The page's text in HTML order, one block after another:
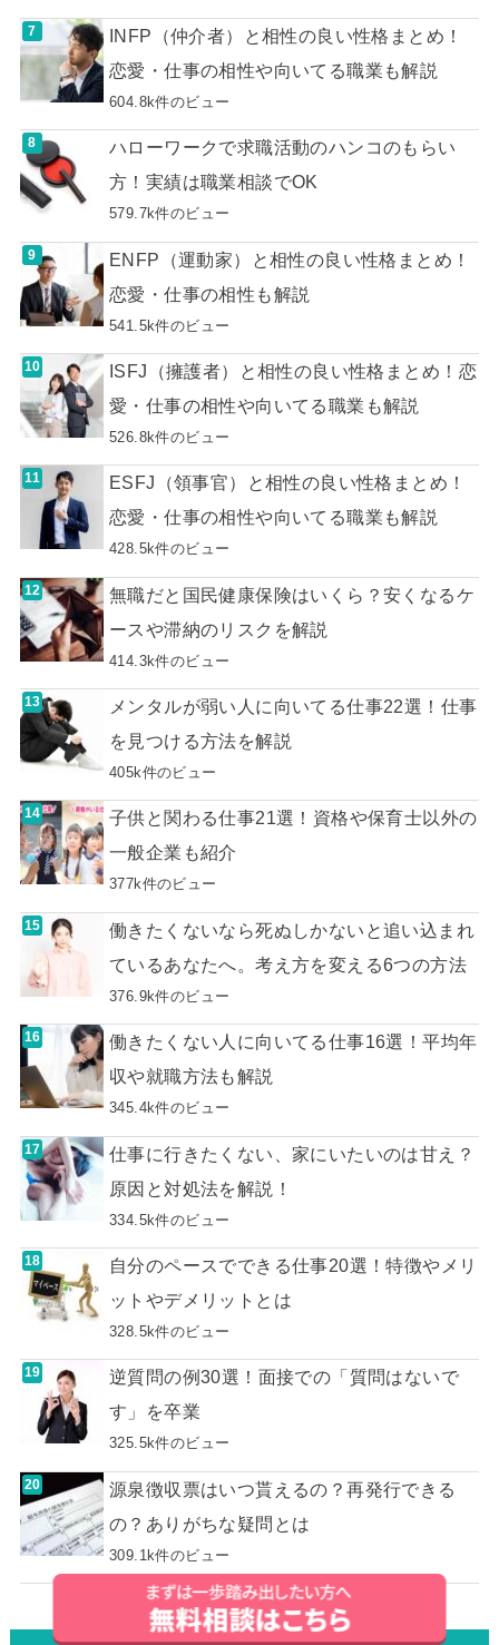
INFP（仲介者）と相性の良い性格まとめ！
恋愛・仕事の相性や向いてる職業も解説
604.8k件のビュー
ハローワークで求職活動のハンコのもらい
方！実績は職業相談でOK
579.7k件のビュー
ENFP（運動家）と相性の良い性格まとめ！
恋愛・仕事の相性も解説
541.5k件のビュー
ISFJ（擁護者）と相性の良い性格まとめ！恋
愛・仕事の相性や向いてる職業も解説
526.8k件のビュー
ESFJ（領事官）と相性の良い性格まとめ！
恋愛・仕事の相性や向いてる職業も解説
428.5k件のビュー
無職だと国民健康保険はいくら？安くなるケ
ースや滞納のリスクを解説
414.3k件のビュー
メンタルが弱い人に向いてる仕事22選！仕事
を見つける方法を解説
405k件のビュー
子供と関わる仕事21選！資格や保育士以外の
一般企業も紹介
377k件のビュー
働きたくないなら死ぬしかないと追い込まれ
ているあなたへ。考え方を変える6つの方法
376.9k件のビュー
働きたくない人に向いてる仕事16選！平均年
収や就職方法も解説
345.4k件のビュー
仕事に行きたくない、家にいたいのは甘え？
原因と対処法を解説！
334.5k件のビュー
自分のペースでできる仕事20選！特徴やメリ
ットやデメリットとは
328.5k件のビュー
逆質問の例30選！面接での「質問はないで
す」を卒業
325.5k件のビュー
源泉徴収票はいつ貰えるの？再発行できる
の？ありがちな疑問とは
309.1k件のビュー